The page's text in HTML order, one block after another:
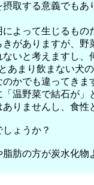
取する意義でも
よって生じるもの
がありますが、
いと考えますし
まり飲まない
かでも違ってきま
温野菜で結石が
りませんし、食性
ょうか？
肪の方が炭水化物